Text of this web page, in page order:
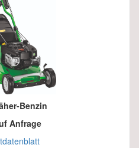
Benzin
Anfrage